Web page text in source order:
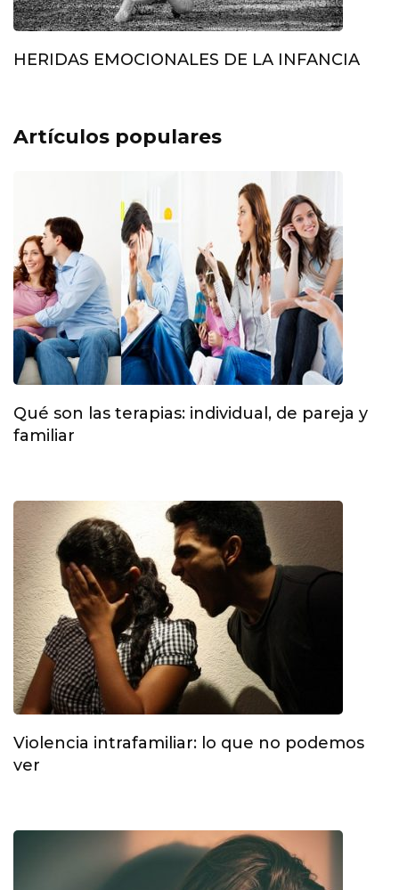
HERIDAS EMOCIONALES DE LA INFANCIA
Artículos populares
Qué son las terapias: individual, de pareja y
familiar
Violencia intrafamiliar: lo que no podemos
ver